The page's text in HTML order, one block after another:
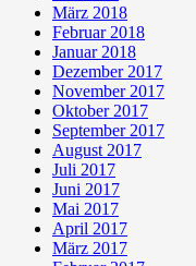
März 2018
Februar 2018
Januar 2018
Dezember 2017
November 2017
Oktober 2017
September 2017
August 2017
Juli 2017
Juni 2017
Mai 2017
April 2017
März 2017